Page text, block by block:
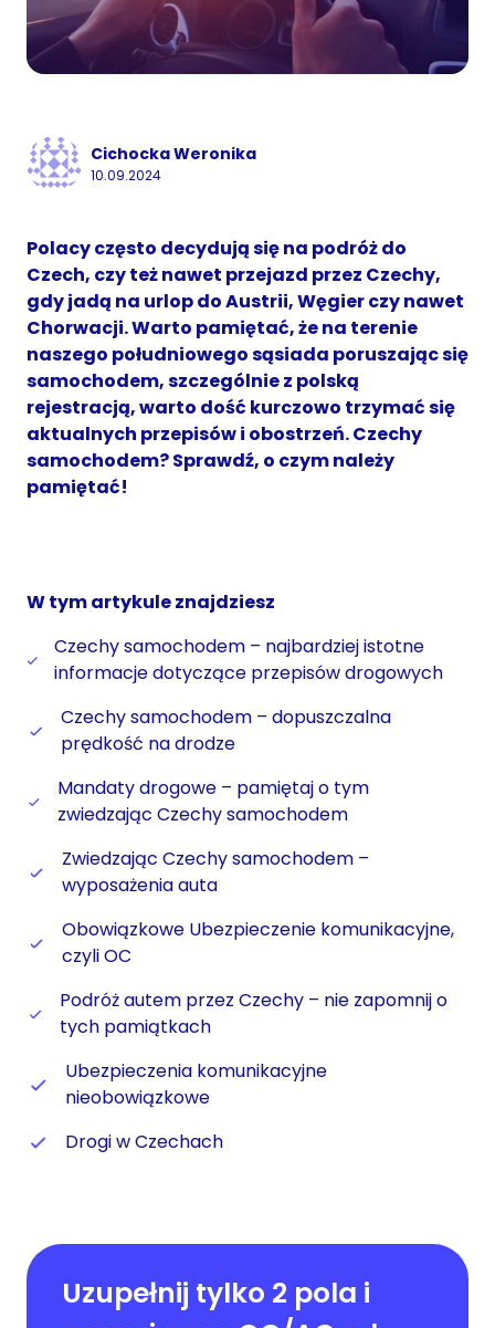
Cichocka Weronika
10.09.2024
Polacy często decydują się na podróż do
Czech, czy też nawet przejazd przez Czechy,
gdy jadą na urlop do Austrii, Węgier czy nawet
Chorwacji. Warto pamiętać, że na terenie
naszego południowego sąsiada poruszając się
samochodem, szczególnie z polską
rejestracją, warto dość kurczowo trzymać się
aktualnych przepisów i obostrzeń. Czechy
samochodem? Sprawdź, o czym należy
pamiętać!
W tym artykule znajdziesz
Czechy samochodem – najbardziej istotne
informacje dotyczące przepisów drogowych
Czechy samochodem – dopuszczalna
prędkość na drodze
Mandaty drogowe – pamiętaj o tym
zwiedzając Czechy samochodem
Zwiedzając Czechy samochodem –
wyposażenia auta
Obowiązkowe Ubezpieczenie komunikacyjne,
czyli OC
Podróż autem przez Czechy – nie zapomnij o
tych pamiątkach
Ubezpieczenia komunikacyjne
nieobowiązkowe
Drogi w Czechach
Uzupełnij tylko 2 pola i